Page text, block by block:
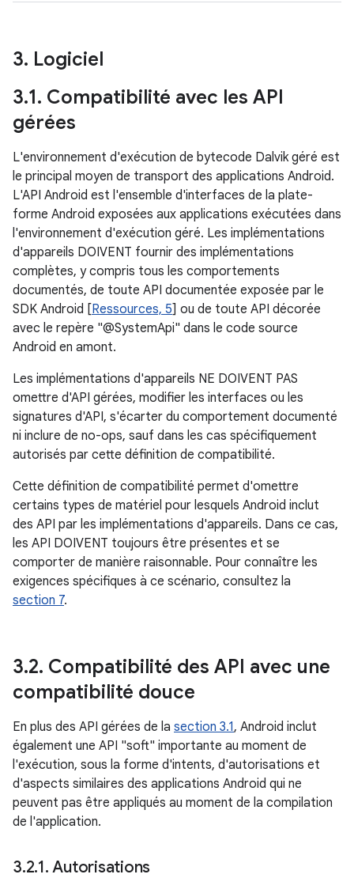
3. Logiciel
3.1. Compatibilité avec les API
gérées
L'environnement d'exécution de bytecode Dalvik géré est
le principal moyen de transport des applications Android.
L'API Android est l'ensemble d'interfaces de la plate-
forme Android exposées aux applications exécutées dans
l'environnement d'exécution géré. Les implémentations
d'appareils DOIVENT fournir des implémentations
complètes, y compris tous les comportements
documentés, de toute API documentée exposée par le
SDK Android [Ressources, 5] ou de toute API décorée
avec le repère "@SystemApi" dans le code source
Android en amont.
Les implémentations d'appareils NE DOIVENT PAS
omettre d'API gérées, modifier les interfaces ou les
signatures d'API, s'écarter du comportement documenté
ni inclure de no-ops, sauf dans les cas spécifiquement
autorisés par cette définition de compatibilité.
Cette définition de compatibilité permet d'omettre
certains types de matériel pour lesquels Android inclut
des API par les implémentations d'appareils. Dans ce cas,
les API DOIVENT toujours être présentes et se
comporter de manière raisonnable. Pour connaître les
exigences spécifiques à ce scénario, consultez la
section 7.
3.2. Compatibilité des API avec une
compatibilité douce
En plus des API gérées de la section 3.1, Android inclut
également une API "soft" importante au moment de
l'exécution, sous la forme d'intents, d'autorisations et
d'aspects similaires des applications Android qui ne
peuvent pas être appliqués au moment de la compilation
de l'application.
3.2.1. Autorisations